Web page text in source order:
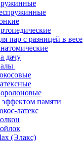
пар с разницей в весе
дачу
памяти
латекс
(Элакс)